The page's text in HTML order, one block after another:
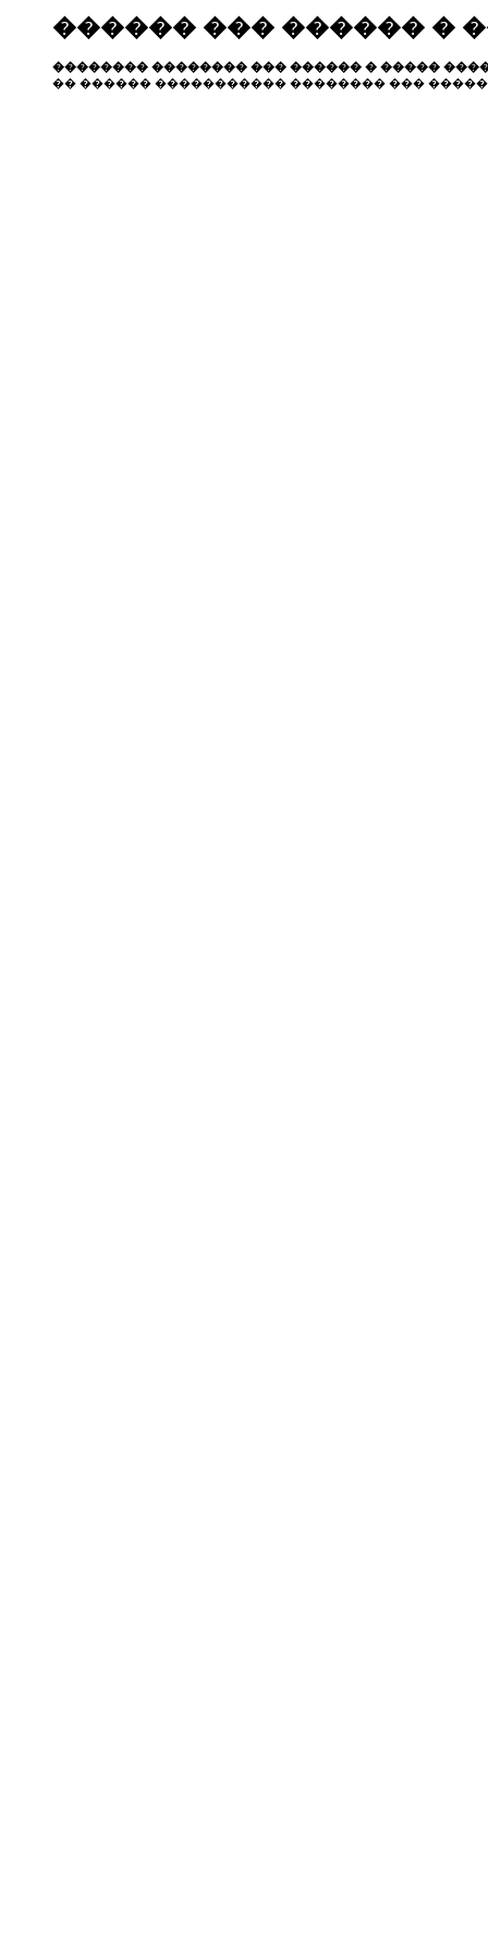
������ ��� ������ �
�������� �������� ��� ������ � �����
�� ������ ����������� �������� ���